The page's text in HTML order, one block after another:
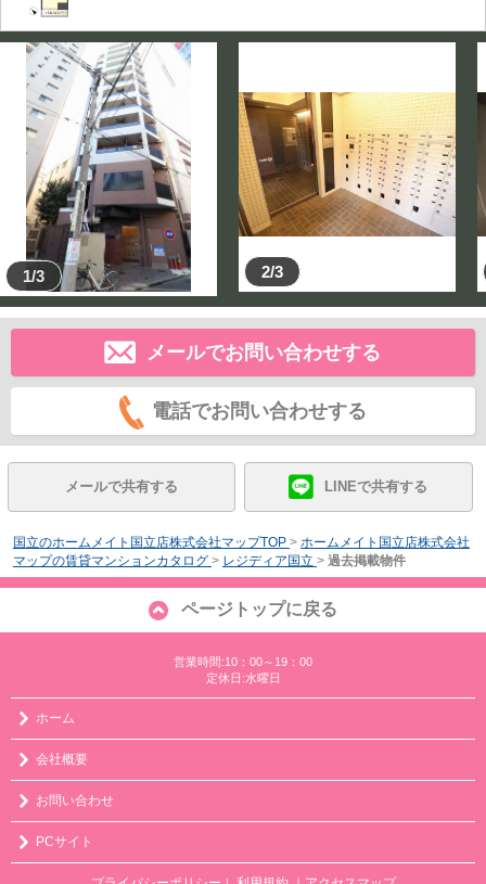
1/3 2/3
メールでお問い合わせする
電話でお問い合わせする
メールで共有する LINEで共有する
国立のホームメイト国立店株式会社マップTOP > ホームメイト国立店株式会社
マップの賃貸マンションカタログ > レジディア国立 > 過去掲載物件
ページトップに戻る
営業時間:10：00～19：00
定休日:水曜日
ホーム
会社概要
お問い合わせ
PCサイト